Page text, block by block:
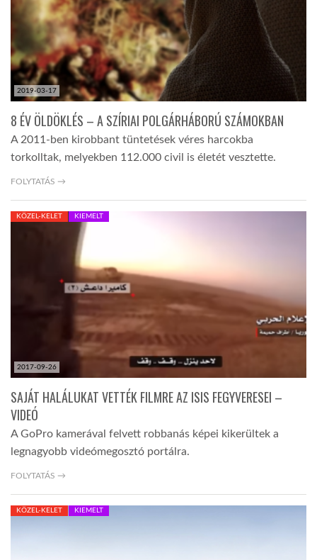
GLOBOTV
AFRIKA TUDÁSTÁR
LINKTR.EE
GLOBOZSARU
DOBRAVERO.HU
LATIMO.HU
GLOBOBOOK
2019-03-17
8 ÉV ÖLDÖKLÉS – A SZÍRIAI POLGÁRHÁBORÚ SZÁMOKBAN
A 2011-ben kirobbant tüntetések véres harcokba
torkolltak, melyekben 112.000 civil is életét vesztette.
FOLYTATÁS →
2017-09-26
KÖZEL-KELET KIEMELT
SAJÁT HALÁLUKAT VETTÉK FILMRE AZ ISIS FEGYVERESEI –
VIDEÓ
A GoPro kamerával felvett robbanás képei kikerültek a
legnagyobb videómegosztó portálra.
FOLYTATÁS →
KÖZEL-KELET KIEMELT